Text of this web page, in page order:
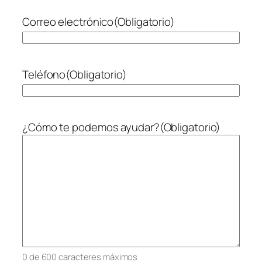
Correo electrónico(Obligatorio)
Teléfono(Obligatorio)
¿Cómo te podemos ayudar?(Obligatorio)
0 de 600 caracteres máximos